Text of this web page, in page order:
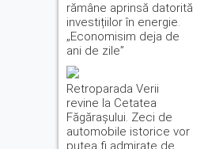
rămâne aprinsă datorită
investițiilor în energie.
„Economisim deja de
ani de zile”
Retroparada Verii
revine la Cetatea
Făgărașului. Zeci de
automobile istorice vor
putea fi admirate de